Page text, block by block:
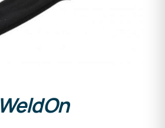
DETAILS
WeldOn